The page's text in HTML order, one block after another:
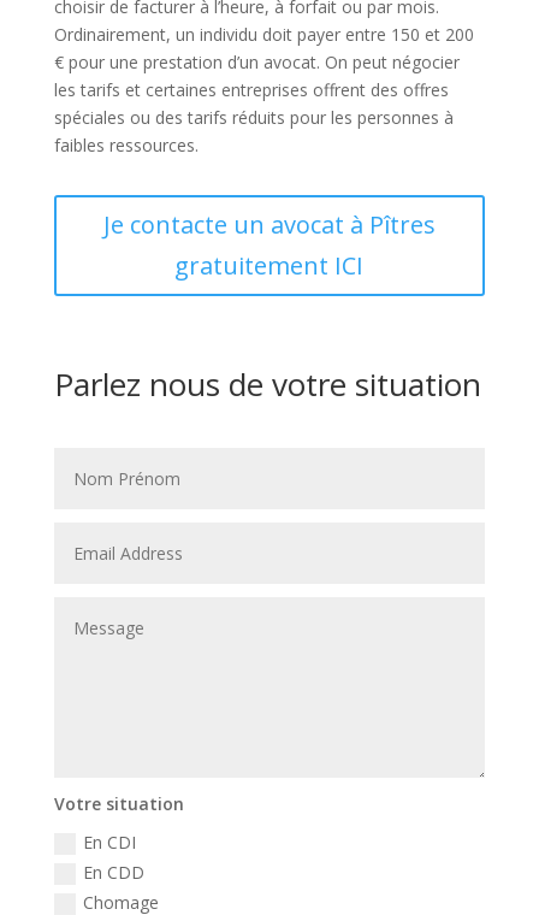
choisir de facturer à l’heure, à forfait ou par mois.
Ordinairement, un individu doit payer entre 150 et 200
€ pour une prestation d’un avocat. On peut négocier
les tarifs et certaines entreprises offrent des offres
spéciales ou des tarifs réduits pour les personnes à
faibles ressources.
Je contacte un avocat à Pîtres
gratuitement ICI
Parlez nous de votre situation
Votre situation
En CDI
En CDD
Chomage